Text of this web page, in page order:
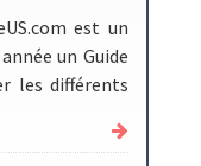
est un
un Guide
les différents